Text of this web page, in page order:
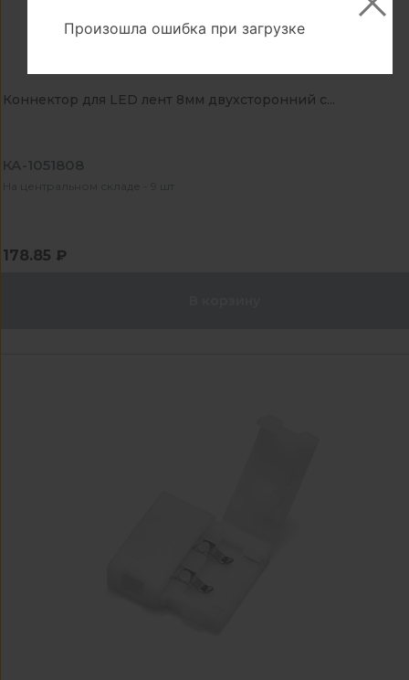
Коннектор для LED лент 8мм двухсторонний с...
КА-1051808
На центральном складе - 9 шт
178.85 ₽
Произошла ошибка при загрузке